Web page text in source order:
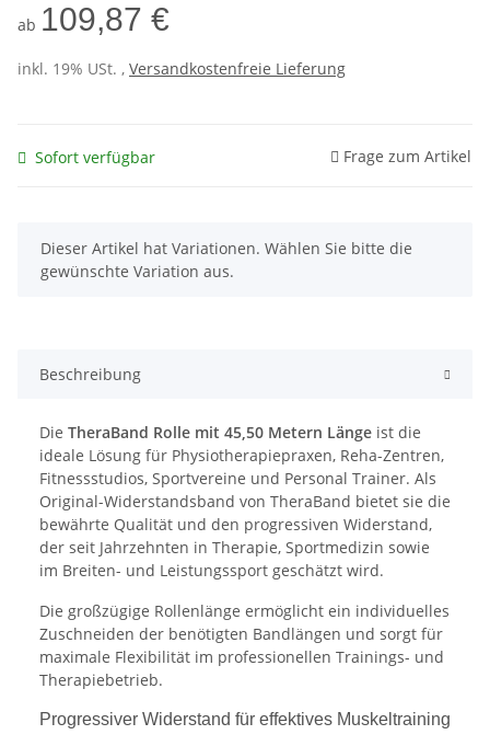
ab 109,87 €
inkl. 19% USt. , Versandkostenfreie Lieferung
Sofort verfügbar Frage zum Artikel
x
Dieser Artikel hat Variationen. Wählen Sie bitte die
gewünschte Variation aus.
Beschreibung
Die TheraBand Rolle mit 45,50 Metern Länge ist die
ideale Lösung für Physiotherapiepraxen, Reha-Zentren,
Fitnessstudios, Sportvereine und Personal Trainer. Als
Original-Widerstandsband von TheraBand bietet sie die
bewährte Qualität und den progressiven Widerstand,
der seit Jahrzehnten in Therapie, Sportmedizin sowie
im Breiten- und Leistungssport geschätzt wird.
Die großzügige Rollenlänge ermöglicht ein individuelles
Zuschneiden der benötigten Bandlängen und sorgt für
maximale Flexibilität im professionellen Trainings- und
Therapiebetrieb.
Progressiver Widerstand für effektives Muskeltraining